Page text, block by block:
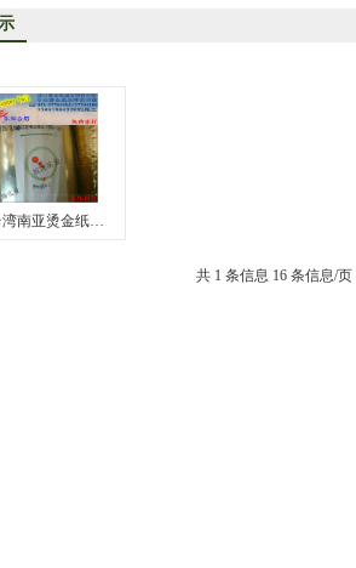
韩国ITW烫金纸华东区代理商
金纸TORAY烫金纸华东区总代理
德国库尔兹烫金纸一级代理商
金纸尾池烫金纸华东区总代理商
纸专业供应商
车中网烫金纸，汽车格栅烫金纸，汽车专用格式烫金纸
湾南亚烫金纸…
共 1 条信息 16 条信息/页